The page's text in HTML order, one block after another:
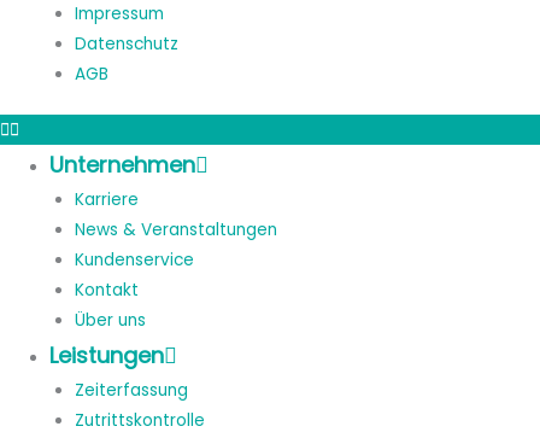
Impressum
Datenschutz
AGB
Unternehmen
Karriere
News & Veranstaltungen
Kundenservice
Kontakt
Über uns
Leistungen
Zeiterfassung
Zutrittskontrolle